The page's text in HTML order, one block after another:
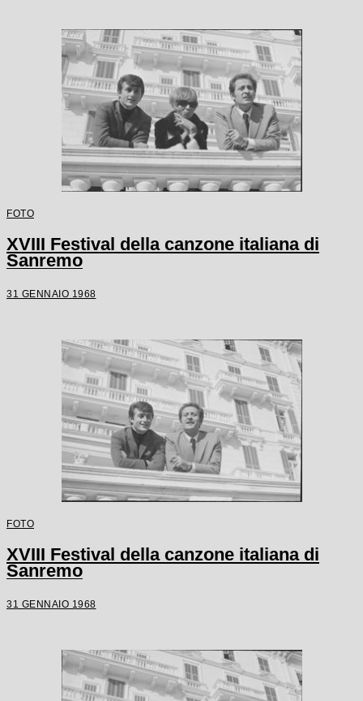
FOTO
XVIII Festival della canzone italiana di
Sanremo
31 GENNAIO 1968
FOTO
XVIII Festival della canzone italiana di
Sanremo
31 GENNAIO 1968